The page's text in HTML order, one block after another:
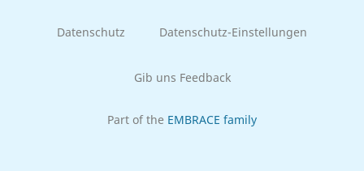
Datenschutz Datenschutz-Einstellungen
Gib uns Feedback
Part of the EMBRACE family